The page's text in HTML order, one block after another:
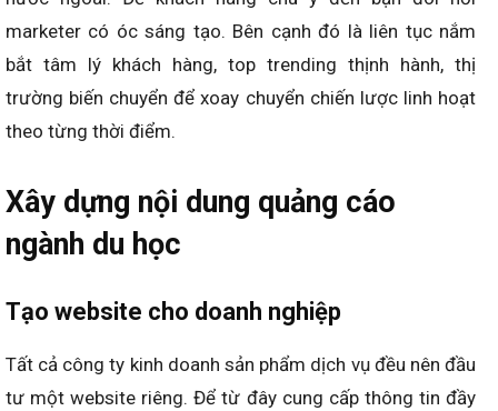
marketer có óc sáng tạo. Bên cạnh đó là liên tục nắm
bắt tâm lý khách hàng, top trending thịnh hành, thị
trường biến chuyển để xoay chuyển chiến lược linh hoạt
theo từng thời điểm.
Xây dựng nội dung quảng cáo
ngành du học
Tạo website cho doanh nghiệp
Tất cả công ty kinh doanh sản phẩm dịch vụ đều nên đầu
tư một website riêng. Để từ đây cung cấp thông tin đầy